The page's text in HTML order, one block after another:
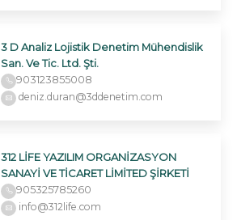
3 D Analiz Lojistik Denetim Mühendislik
San. Ve Tic. Ltd. Şti.
903123855008
deniz.duran@3ddenetim.com
312 LİFE YAZILIM ORGANİZASYON
SANAYİ VE TİCARET LİMİTED ŞİRKETİ
905325785260
info@312life.com